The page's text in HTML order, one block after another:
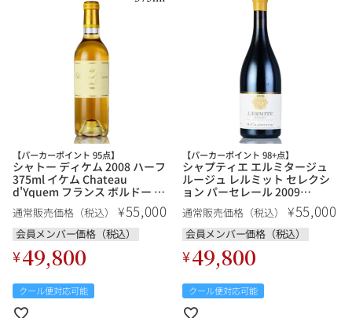
【パーカーポイント 95点】
シャトー ディケム 2008 ハーフ
375ml イケム Chateau
d'Yquem フランス ボルドー 白
ワイン 新入荷
通常販売価格（税込） ¥55,000
会員メンバー価格（税込）
¥49,800
クール便対応可能
【パーカーポイント 98+点】
シャプティエ エルミタージュ
ルージュ レルミット セレクシ
ョン パーセレール 2009
Chapoutier Ermitage Rouge
l'Ermite フランス ローヌ 赤ワ
イン 新入荷
通常販売価格（税込） ¥55,000
会員メンバー価格（税込）
¥49,800
クール便対応可能